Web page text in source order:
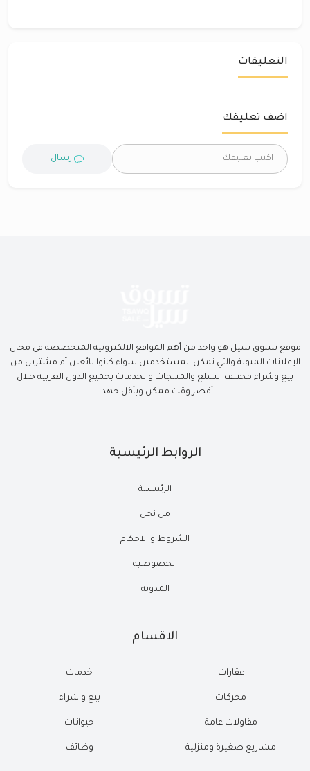
التعليقات
اضف تعليقك
ارسال
موقع تسوق سيل هو واحد من أهم المواقع الالكترونية المتخصصة في مجال
الإعلانات المبوبة والتي تمكن المستخدمين سواء كانوا بائعين أم مشترين من
بيع وشراء مختلف السلع والمنتجات والخدمات بجميع الدول العربية خلال
أقصر وقت ممكن وبأقل جهد .
الروابط الرئيسية
الرئيسية
من نحن
الشروط و الاحكام
الخصوصية
المدونة
الاقسام
عقارات
محركات
مقاولات عامة
مشاريع صغيرة ومنزلية
خدمات
بيع و شراء
حيوانات
وظائف